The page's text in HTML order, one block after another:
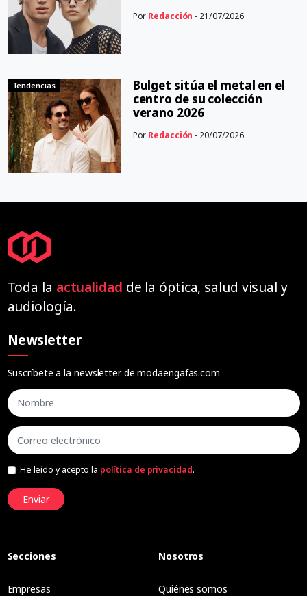
Por Redacción - 21/07/2026
Tendencias
Bulget sitúa el metal en el
centro de su colección
verano 2026
Por Redacción - 20/07/2026
Toda la actualidad de la óptica, salud visual y
audiología.
Newsletter
Suscríbete a la newsletter de modaengafas.com
He leído y acepto la política de privacidad.
Enviar
Secciones
Empresas
Nosotros
Quiénes somos